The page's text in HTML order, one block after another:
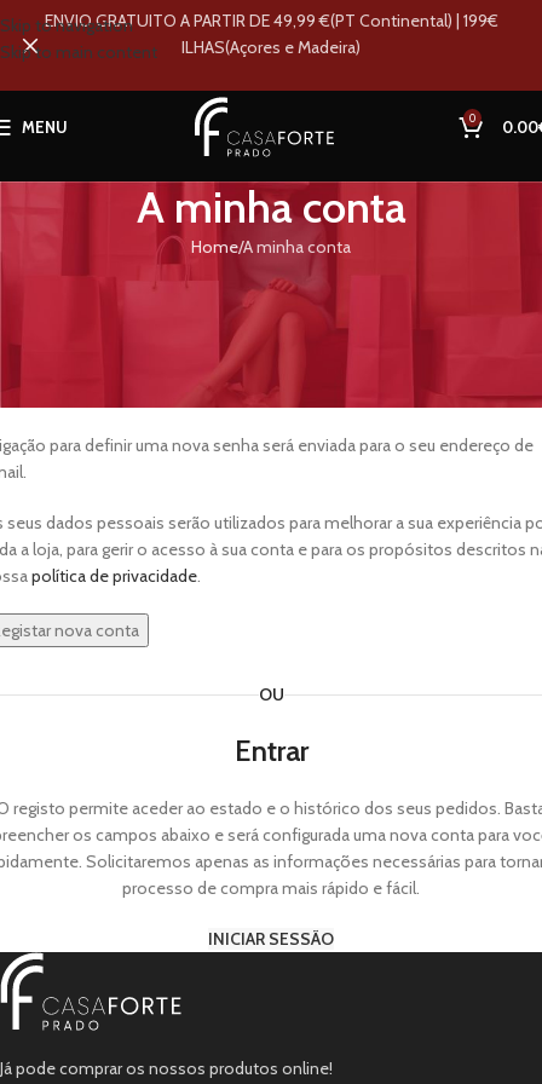
Skip to navigation
Skip to main content
MENU 0 0.00
A minha conta
Home A minha conta
nova conta
para definir uma nova senha será enviada para o seu endereço de
seus dados pessoais serão utilizados para melhorar a sua experiência
a loja, para gerir o acesso à sua conta e para os propósitos descritos
política de privacidade.
nova conta
OU
Entrar
registo permite aceder ao estado e o histórico dos seus pedidos.
os campos abaixo e será configurada uma nova conta para
Solicitaremos apenas as informações necessárias para
processo de compra mais rápido e fácil.
INICIAR SESSÃO
Já pode comprar os nossos produtos online!
ENVIO GRATUITO A PARTIR DE 49,99 €(PT Continental) | 199€
ILHAS(Açores e Madeira)